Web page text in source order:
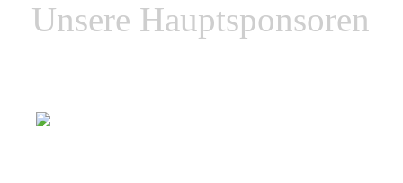
Unsere Hauptsponsoren